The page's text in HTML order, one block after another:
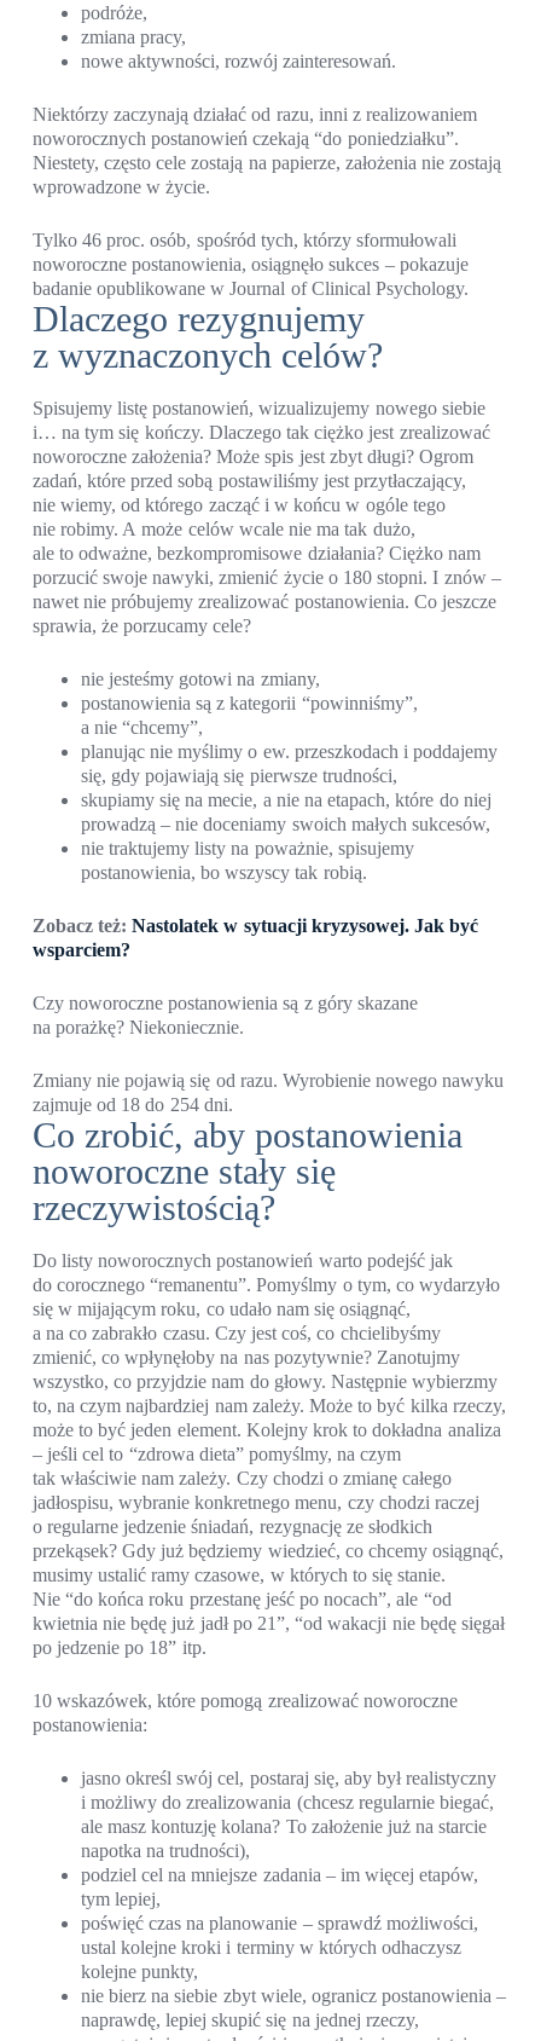
podróże,
zmiana pracy,
nowe aktywności, rozwój zainteresowań.
Niektórzy zaczynają działać od razu, inni z realizowaniem
noworocznych postanowień czekają “do poniedziałku”.
Niestety, często cele zostają na papierze, założenia nie zostają
wprowadzone w życie.
Tylko 46 proc. osób, spośród tych, którzy sformułowali
noworoczne postanowienia, osiągnęło sukces – pokazuje
badanie opublikowane w Journal of Clinical Psychology.
Dlaczego rezygnujemy
z wyznaczonych celów?
Spisujemy listę postanowień, wizualizujemy nowego siebie
i… na tym się kończy. Dlaczego tak ciężko jest zrealizować
noworoczne założenia? Może spis jest zbyt długi? Ogrom
zadań, które przed sobą postawiliśmy jest przytłaczający,
nie wiemy, od którego zacząć i w końcu w ogóle tego
nie robimy. A może celów wcale nie ma tak dużo,
ale to odważne, bezkompromisowe działania? Ciężko nam
porzucić swoje nawyki, zmienić życie o 180 stopni. I znów –
nawet nie próbujemy zrealizować postanowienia. Co jeszcze
sprawia, że porzucamy cele?
nie jesteśmy gotowi na zmiany,
postanowienia są z kategorii “powinniśmy”,
a nie “chcemy”,
planując nie myślimy o ew. przeszkodach i poddajemy
się, gdy pojawiają się pierwsze trudności,
skupiamy się na mecie, a nie na etapach, które do niej
prowadzą – nie doceniamy swoich małych sukcesów,
nie traktujemy listy na poważnie, spisujemy
postanowienia, bo wszyscy tak robią.
Zobacz też:Nastolatek w sytuacji kryzysowej. Jak być
wsparciem?
Czy noworoczne postanowienia są z góry skazane
na porażkę? Niekoniecznie.
Zmiany nie pojawią się od razu. Wyrobienie nowego nawyku
zajmuje od 18 do 254 dni.
Co zrobić, aby postanowienia
noworoczne stały się
rzeczywistością?
Do listy noworocznych postanowień warto podejść jak
do corocznego “remanentu”. Pomyślmy o tym, co wydarzyło
się w mijającym roku, co udało nam się osiągnąć,
a na co zabrakło czasu. Czy jest coś, co chcielibyśmy
zmienić, co wpłynęłoby na nas pozytywnie? Zanotujmy
wszystko, co przyjdzie nam do głowy. Następnie wybierzmy
to, na czym najbardziej nam zależy. Może to być kilka rzeczy,
może to być jeden element. Kolejny krok to dokładna analiza
– jeśli cel to “zdrowa dieta” pomyślmy, na czym
tak właściwie nam zależy. Czy chodzi o zmianę całego
jadłospisu, wybranie konkretnego menu, czy chodzi raczej
o regularne jedzenie śniadań, rezygnację ze słodkich
przekąsek? Gdy już będziemy wiedzieć, co chcemy osiągnąć,
musimy ustalić ramy czasowe, w których to się stanie.
Nie “do końca roku przestanę jeść po nocach”, ale “od
kwietnia nie będę już jadł po 21”, “od wakacji nie będę sięgał
po jedzenie po 18” itp.
10 wskazówek, które pomogą zrealizować noworoczne
postanowienia:
jasno określ swój cel, postaraj się, aby był realistyczny
i możliwy do zrealizowania (chcesz regularnie biegać,
ale masz kontuzję kolana? To założenie już na starcie
napotka na trudności),
podziel cel na mniejsze zadania – im więcej etapów,
tym lepiej,
poświęć czas na planowanie – sprawdź możliwości,
ustal kolejne kroki i terminy w których odhaczysz
kolejne punkty,
nie bierz na siebie zbyt wiele, ogranicz postanowienia –
naprawdę, lepiej skupić się na jednej rzeczy,